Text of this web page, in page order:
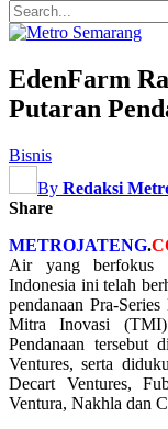
EdenFarm
Putaran
Bisnis
By Redaksi
Share
METROJATENG.
Air yang berfokus
Indonesia ini telah
pendanaan Pra-
Mitra Inovasi
Pendanaan tersebut
Ventures, serta
Decart Ventures,
Ventura, Nakhla dan